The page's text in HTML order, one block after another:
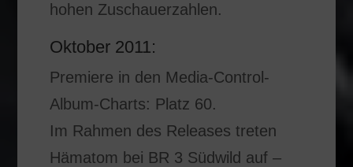
hohen Zuschauerzahlen.
Oktober 2011:
Premiere in den Media-Control-
Album-Charts: Platz 60.
Im Rahmen des Releases treten
Hämatom bei BR 3 Südwild auf –